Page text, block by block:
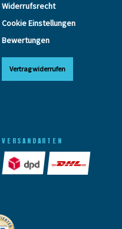
Widerrufsrecht
Cookie Einstellungen
Bewertungen
Vertrag widerrufen
VERSANDARTEN